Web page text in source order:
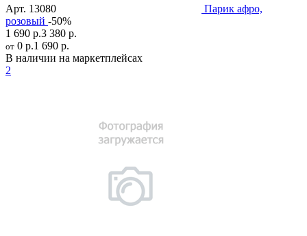
Арт. 13080
Парик афро,
розовый -50%
1 690 р.3 380 р.
от 0 р.1 690 р.
В наличии на маркетплейсах
2